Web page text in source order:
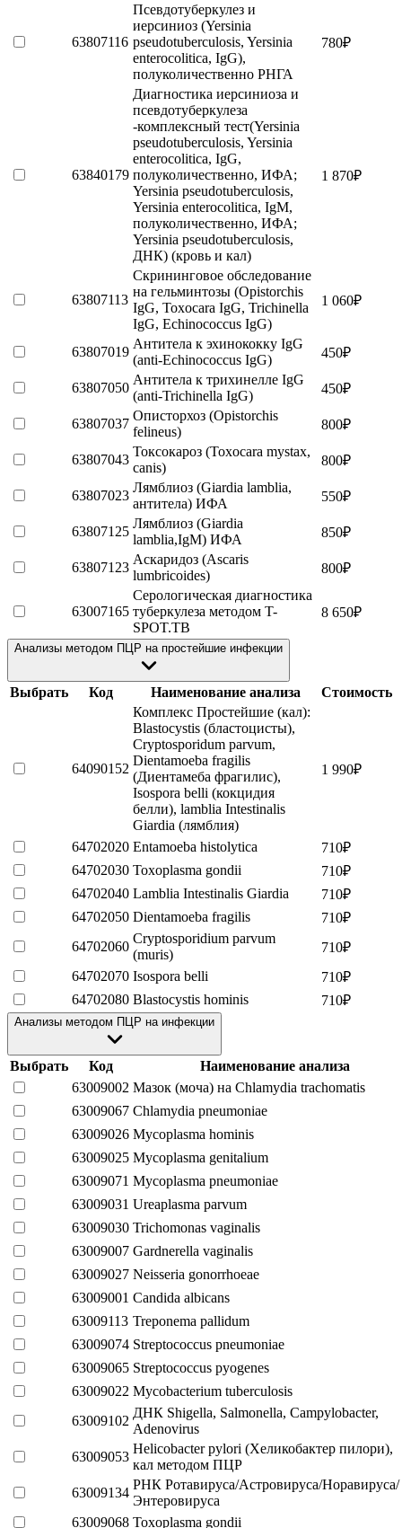
63807116
Псевдотуберкулез и
иерсиниоз (Yersinia
pseudotuberculosis, Yersinia
enterocolitica, IgG),
полуколичественно РНГА
780₽
63840179
Диагностика иерсиниоза и
псевдотуберкулеза
-комплексный тест(Yersinia
pseudotuberculosis, Yersinia
enterocolitica, IgG,
полуколичественно, ИФА;
Yersinia pseudotuberculosis,
Yersinia enterocolitica, IgM,
полуколичественно, ИФА;
Yersinia pseudotuberculosis,
ДНК) (кровь и кал)
1 870₽
63807113
Скрининговое обследование
на гельминтозы (Opistorchis
IgG, Toxocara IgG, Trichinella
IgG, Echinococcus IgG)
1 060₽
63807019
Антитела к эхинококку IgG
(anti-Echinococcus IgG)
450₽
63807050
Антитела к трихинелле IgG
(anti-Trichinella IgG)
450₽
63807037
Описторхоз (Opistorchis
felineus)
800₽
63807043
Токсокароз (Toxocara mystax,
canis)
800₽
63807023
Лямблиоз (Giardia lamblia,
антитела) ИФА
550₽
63807125
Лямблиоз (Giardia
lamblia,IgM) ИФА
850₽
63807123
Аскаридоз (Ascaris
lumbricoides)
800₽
63007165
Серологическая диагностика
туберкулеза методом T-
SPOT.TB
8 650₽
Анализы методом ПЦР на простейшие инфекции
Выбрать Код Наименование анализа Стоимость
64090152
Комплекс Простейшие (кал):
Blastocystis (бластоцисты),
Cryptosporidum parvum,
Dientamoeba fragilis
(Диентамеба фрагилис),
Isospora belli (кокцидия
белли), lamblia Intestinalis
Giardia (лямблия)
1 990₽
64702020 Entamoeba histolytica 710₽
64702030 Toxoplasma gondii 710₽
64702040 Lamblia Intestinalis Giardia 710₽
64702050 Dientamoeba fragilis 710₽
64702060
Cryptosporidium parvum
(muris)
710₽
64702070 Isospora belli 710₽
64702080 Blastocystis hominis 710₽
Анализы методом ПЦР на инфекции
Выбрать Код
Наименование анализа
63009002 Мазок (моча) на Chlamydia trachomatis
63009067 Chlamydia pneumoniae
63009026 Mycoplasma hominis
63009025 Mycoplasma genitalium
63009071 Mycoplasma pneumoniae
63009031 Ureaplasma parvum
63009030 Trichomonas vaginalis
63009007 Gardnerella vaginalis
63009027 Neisseria gonorrhoeae
63009001 Candida albicans
63009113 Treponema pallidum
63009074 Streptococcus pneumoniae
63009065 Streptococcus pyogenes
63009022 Mycobacterium tuberculosis
63009102
ДНК Shigella, Salmonella, Campylobacter,
Adenovirus
63009053
Helicobacter pylori (Хеликобактер пилори),
кал методом ПЦР
63009134
РНК Ротавируса/Астровируса/Норавируса/
Энтеровируса
63009068 Toxoplasma gondii